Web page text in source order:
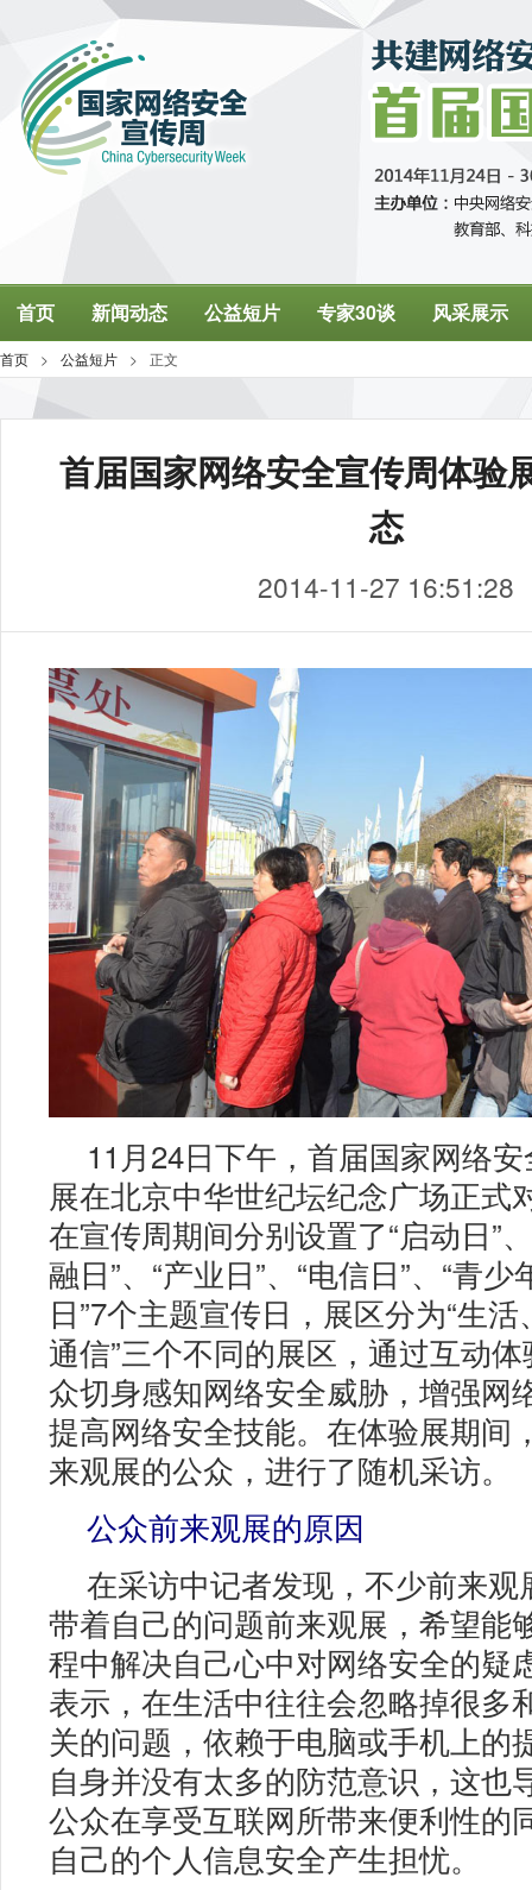
首届国家网络安全宣传周体
态
2014-11-27 16:51:28
11月24日下午，首届国家网络
展在北京中华世纪坛纪念广场正式
在宣传周期间分别设置了“启动日”
融日”、“产业日”、“电信日”、“青少
日”7个主题宣传日，展区分为“生
通信”三个不同的展区，通过互动
众切身感知网络安全威胁，增强网
提高网络安全技能。在体验展期间
来观展的公众，进行了随机采访。
公众前来观展的原因
在采访中记者发现，不少前来观
带着自己的问题前来观展，希望能
程中解决自己心中对网络安全的疑
表示，在生活中往往会忽略掉很多
关的问题，依赖于电脑或手机上的
自身并没有太多的防范意识，这也
公众在享受互联网所带来便利性的
自己的个人信息安全产生担忧。